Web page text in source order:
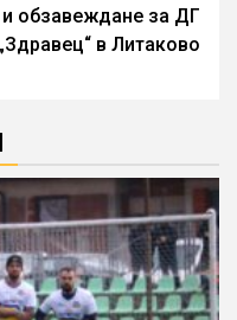
и обзавеждане за ДГ
„Здравец“ в Литаково